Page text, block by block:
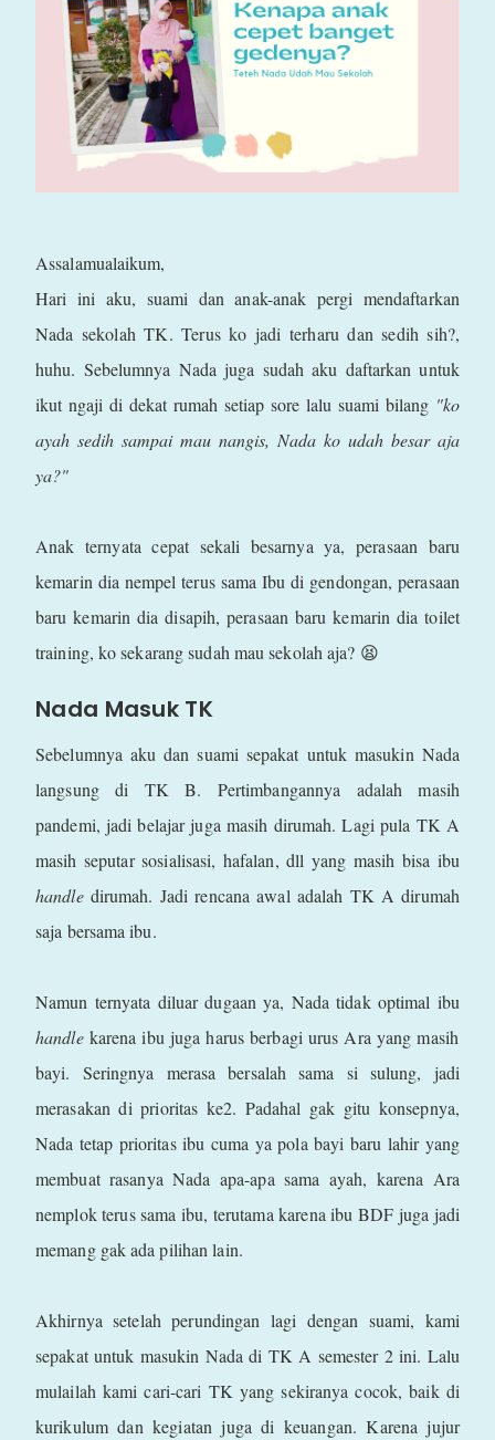
Assalamualaikum,
Hari ini aku, suami dan anak-anak pergi mendaftarkan
Nada sekolah TK. Terus ko jadi terharu dan sedih sih?,
huhu. Sebelumnya Nada juga sudah aku daftarkan untuk
ikut ngaji di dekat rumah setiap sore lalu suami bilang "ko
ayah sedih sampai mau nangis, Nada ko udah besar aja
ya?"
Anak ternyata cepat sekali besarnya ya, perasaan baru
kemarin dia nempel terus sama Ibu di gendongan, perasaan
baru kemarin dia disapih, perasaan baru kemarin dia toilet
training, ko sekarang sudah mau sekolah aja? 😫
Nada Masuk TK
Sebelumnya aku dan suami sepakat untuk masukin Nada
langsung di TK B. Pertimbangannya adalah masih
pandemi, jadi belajar juga masih dirumah. Lagi pula TK A
masih seputar sosialisasi, hafalan, dll yang masih bisa ibu
handledirumah. Jadi rencana awal adalah TK A dirumah
saja bersama ibu.
Namun ternyata diluar dugaan ya, Nada tidak optimal ibu
handle karena ibu juga harus berbagi urus Ara yang masih
bayi. Seringnya merasa bersalah sama si sulung, jadi
merasakan di prioritas ke2. Padahal gak gitu konsepnya,
Nada tetap prioritas ibu cuma ya pola bayi baru lahir yang
membuat rasanya Nada apa-apa sama ayah, karena Ara
nemplok terus sama ibu, terutama karena ibu BDF juga jadi
memang gak ada pilihan lain.
Akhirnya setelah perundingan lagi dengan suami, kami
sepakat untuk masukin Nada di TK A semester 2 ini. Lalu
mulailah kami cari-cari TK yang sekiranya cocok, baik di
kurikulum dan kegiatan juga di keuangan. Karena jujur